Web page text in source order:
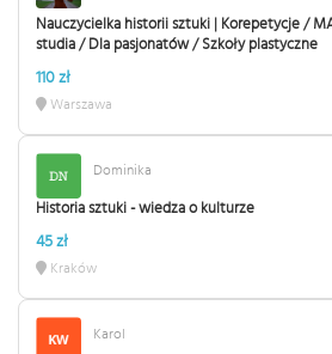
Nauczycielka historii sztuki | Korepetycje /
studia / Dla pasjonatów / Szkoły plastyczne
110 zł
Warszawa
Dominika
Historia sztuki - wiedza o kulturze
45 zł
Kraków
Karol